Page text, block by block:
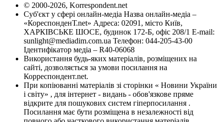
© 2000-2026, Korrespondent.net
Суб'єкт у сфері онлайн-медіа Назва онлайн-медіа –
«КореспонденТ.net» Адреса: 02091, місто Київ,
ХАРКІВСЬКЕ ШОСЕ, будинок 172-Б, офіс 208/1 E-mail:
sunlight@mediadim.com.ua Телефон: 044-205-43-00
Ідентифікатор медіа – R40-06068
Використання будь-яких матеріалів, розміщених на
сайті, дозволяється за умови посилання на
Корреспондент.net.
При копіюванні матеріалів зі сторінки « Новини України
і світу» , для інтернет - видань - обов'язкове пряме
відкрите для пошукових систем гіперпосилання .
Посилання має бути розміщена в незалежності від